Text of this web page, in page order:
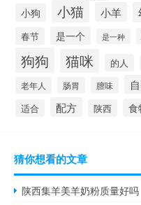
小狗 小猫 小羊
春节 是一个 是一种
狗狗 猫咪 的人
老年人 肠胃 膻味
适合 配方 陕西 食
猜你想看的文章
陕西集羊美羊奶粉质量好吗